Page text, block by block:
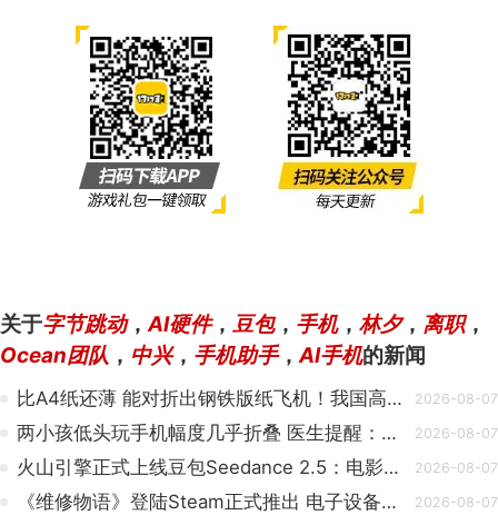
关于字节跳动， AI硬件， 豆包， 手机， 林夕， 离职，
Ocean团队 ， 中兴， 手机助手， AI手机的新闻
比A4纸还薄 能对折出钢铁版纸飞机！我国高端钢材突破 可用于手机、5G基站等 2026-08-07
两小孩低头玩手机幅度几乎折叠 医生提醒：60°相当于脖子扛50斤水泥 2026-08-07
火山引擎正式上线豆包Seedance 2.5：电影级细腻质感 2026-08-07
《维修物语》登陆Steam正式推出 电子设备维修模拟器 2026-08-07